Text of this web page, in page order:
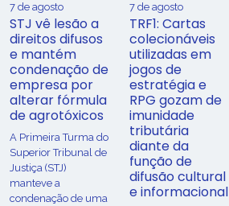
7 de agosto
STJ vê lesão a
direitos difusos
e mantém
condenação de
empresa por
alterar fórmula
de agrotóxicos
​A Primeira Turma do
Superior Tribunal de
Justiça (STJ)
manteve a
condenação de uma
7 de agosto
TRF1: Cartas
colecionáveis
utilizadas em
jogos de
estratégia e
RPG gozam de
imunidade
tributária
diante da
função de
difusão cultural
e informacional